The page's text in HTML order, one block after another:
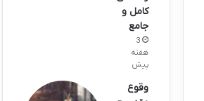
کامل و
جامع
3
هفته
پیش
وقوع